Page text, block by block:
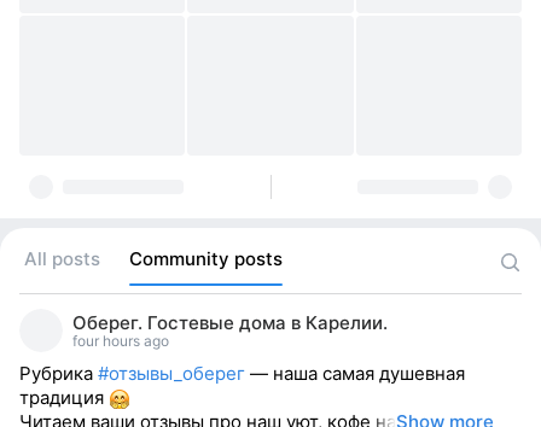
All posts Community posts
Оберег. Гостевые дома в Карелии.
four hours ago
Рубрика #отзывы_оберег — наша самая душевная
традиция
Читаем ваши отзывы про наш уют, кофе наShow more